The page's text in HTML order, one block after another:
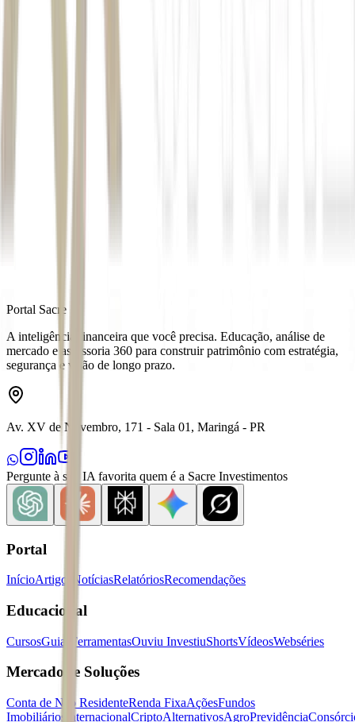
Portal Sacre
A inteligência financeira que você precisa. Educação, análise de
mercado e assessoria 360 para construir patrimônio com estratégia,
segurança e visão de longo prazo.
Av. XV de Novembro, 171 - Sala 01, Maringá - PR
Pergunte à sua IA favorita quem é a Sacre Investimentos
Portal
InícioArtigos NotíciasRelatóriosRecomendações
Educacional
CursosGuias FerramentasOuviu InvestiuShortsVídeosWebséries
Mercados e Soluções
Conta de Não ResidenteRenda FixaAçõesFundos
Imobiliários
InternacionalCriptoAlternativosAgroPrevidência